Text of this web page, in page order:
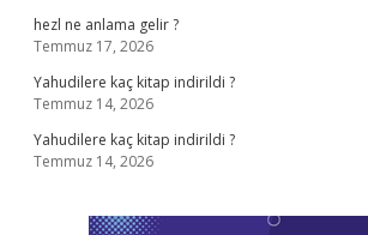
hezl ne anlama gelir ?
Temmuz 17, 2026
Yahudilere kaç kitap indirildi ?
Temmuz 14, 2026
Yahudilere kaç kitap indirildi ?
Temmuz 14, 2026